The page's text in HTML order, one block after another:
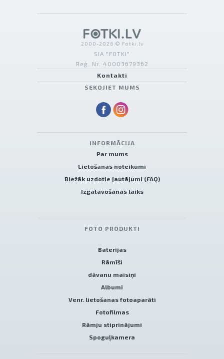
2000-2026 © Fotki.lv
SIA "FOTKI"
Reģ. Nr. 40003679362
Kontakti
SEKOJIET MUMS
INFORMĀCIJA
Par mums
Lietošanas noteikumi
Biežāk uzdotie jautājumi (FAQ)
Izgatavošanas laiks
FOTO PRODUKTI
Baterijas
Rāmīši
dāvanu maisiņi
Albumi
Venr. lietošanas fotoaparāti
Fotofilmas
Rāmju stiprinājumi
Spoguļkamera